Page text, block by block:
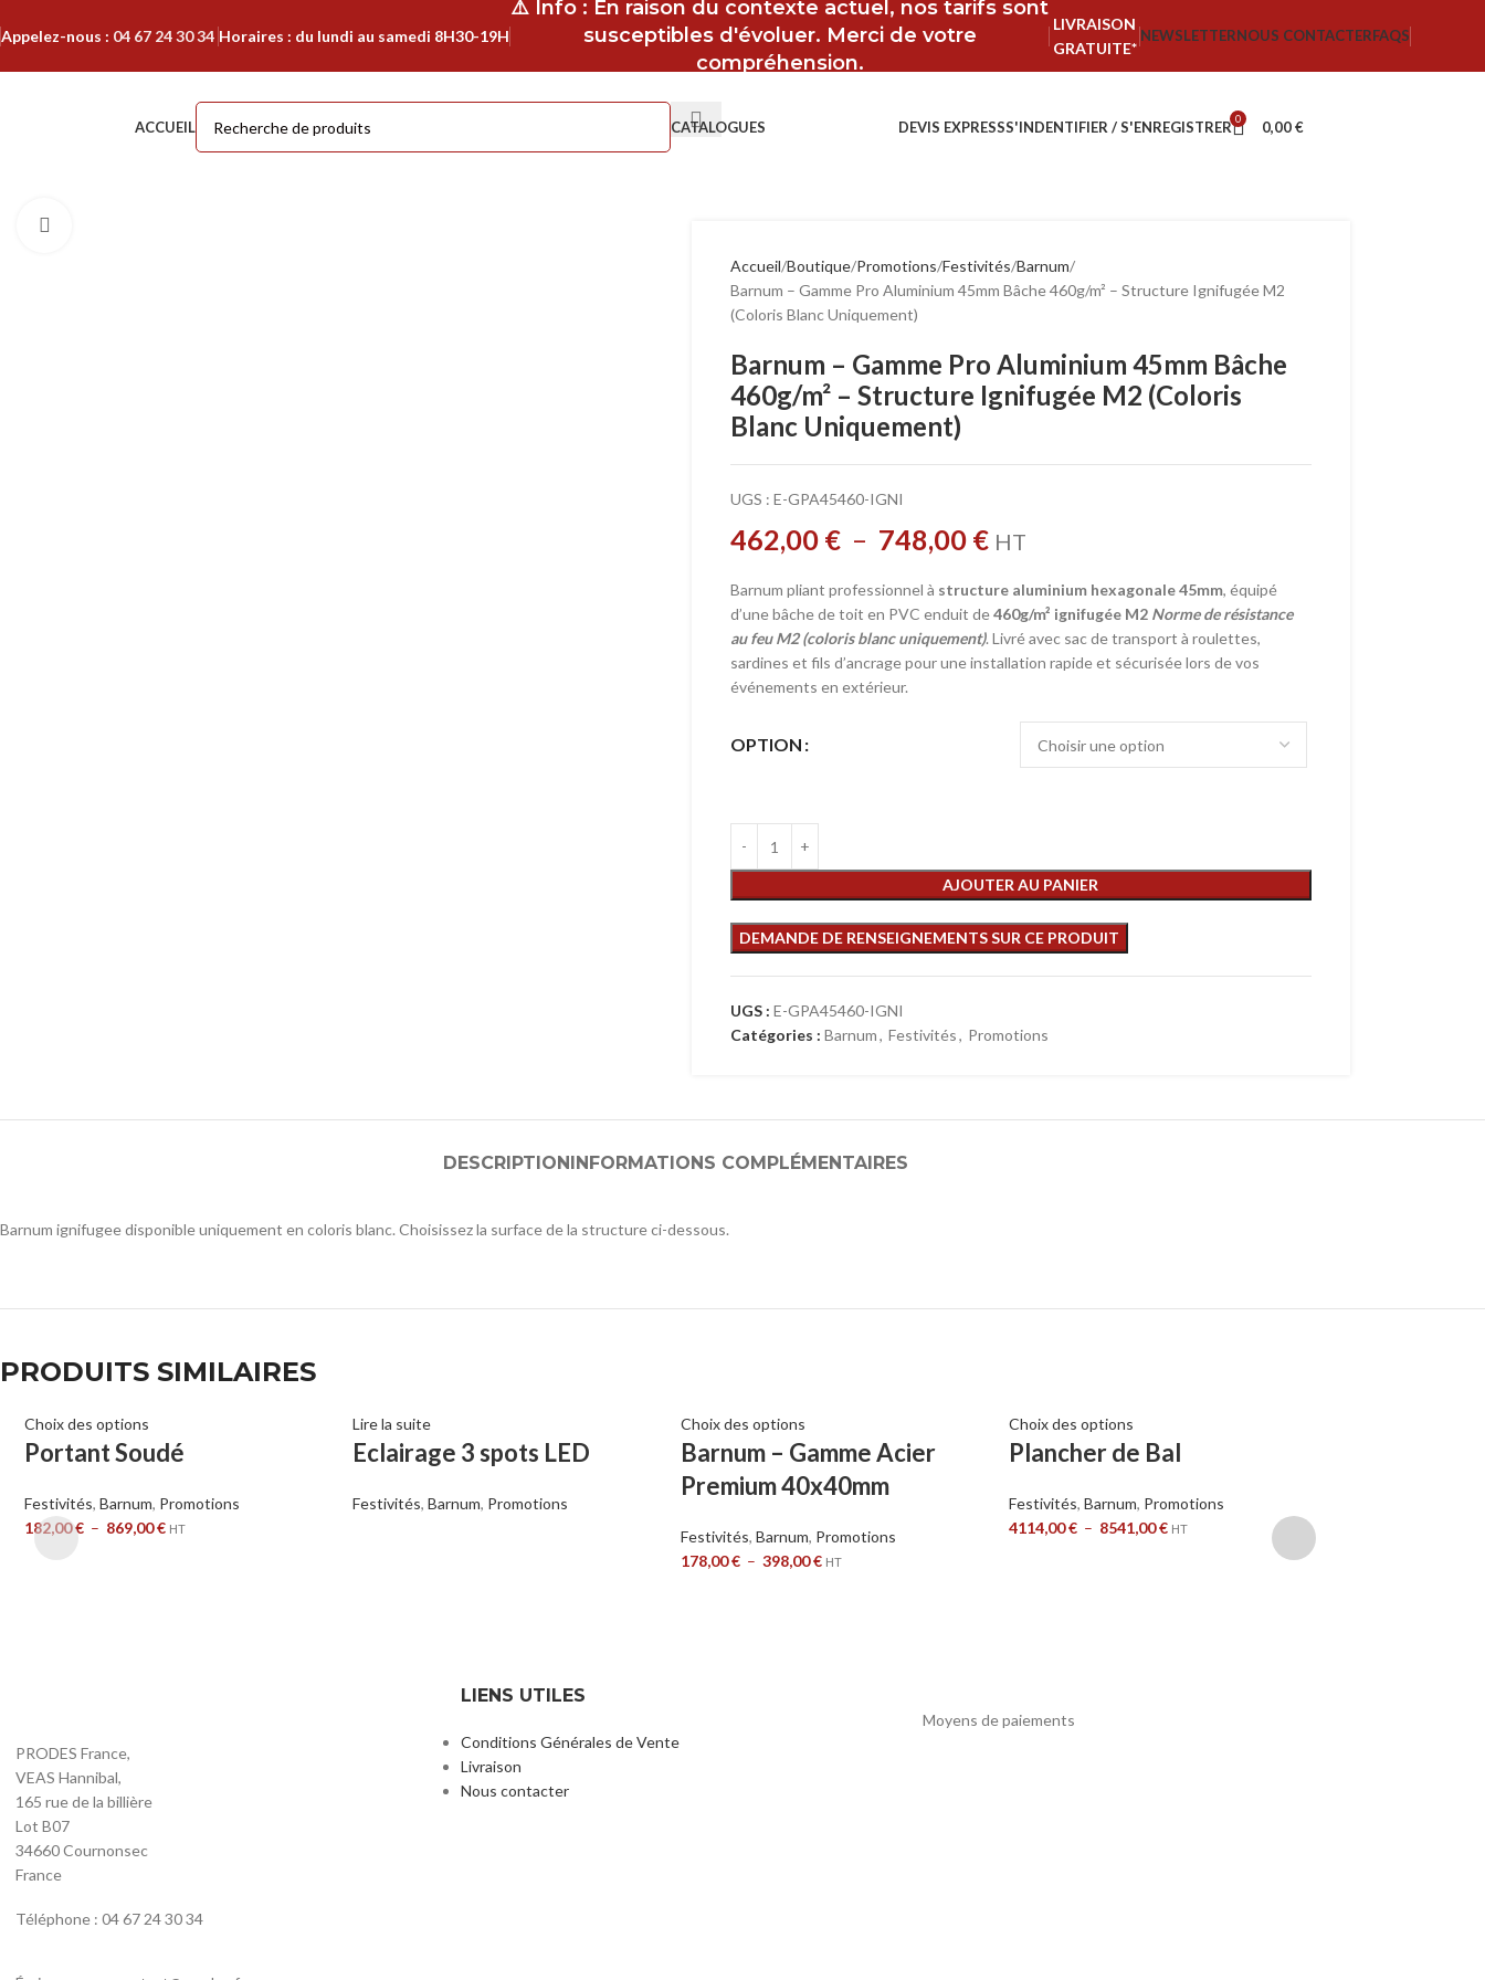
Appelez-nous : 04 67 24 30 34 Horaires : du lundi au samedi 8H30-19H
⚠️ Info : En raison du contexte actuel, nos tarifs sont
susceptibles d'évoluer. Merci de votre
compréhension.
LIVRAISON
GRATUITE*
NEWSLETTERNOUS CONTACTERFAQS
ACCUEIL CATALOGUES DEVIS EXPRESSS'INDENTIFIER / S'ENREGISTRER 0 0,00€
Accueil Boutique Promotions Festivités Barnum
Barnum – Gamme Pro Aluminium 45mm Bâche 460g/m² – Structure Ignifugée M2
(Coloris Blanc Uniquement)
Barnum – Gamme Pro Aluminium 45mm Bâche
460g/m² – Structure Ignifugée M2 (Coloris
Blanc Uniquement)
UGS : E-GPA45460-IGNI
462,00 € – 748,00 € HT
Barnum pliant professionnel à structure aluminium hexagonale 45mm, équipé
d’une bâche de toit en PVC enduit de460g/m² ignifugée M2 Norme de résistance
au feu M2 (coloris blanc uniquement). Livré avec sac de transport à roulettes,
sardines et fils d’ancrage pour une installation rapide et sécurisée lors de vos
événements en extérieur.
OPTION
AJOUTER AU PANIER
UGS : E-GPA45460-IGNI
Catégories : Barnum, Festivités, Promotions
DESCRIPTIONINFORMATIONS COMPLÉMENTAIRES
Barnum ignifugee disponible uniquement en coloris blanc. Choisissez la surface de la structure ci-dessous.
PRODUITS SIMILAIRES
Choix des options
Portant Soudé
Festivités, Barnum, Promotions
182,00€ – 869,00€ HT
Lire la suite
Eclairage 3 spots LED
Festivités, Barnum, Promotions
Choix des options
Barnum – Gamme Acier
Premium 40x40mm
Festivités, Barnum, Promotions
178,00€ – 398,00€ HT
Choix des options
Plancher de Bal
Festivités,Barnum, Promotions
4114,00€ – 8541,00€ HT
PRODES France,
VEAS Hannibal,
165 rue de la billière
Lot B07
34660 Cournonsec
France
Téléphone : 04 67 24 30 34
LIENS UTILES
Conditions Générales de Vente
Livraison
Nous contacter
Moyens de paiements